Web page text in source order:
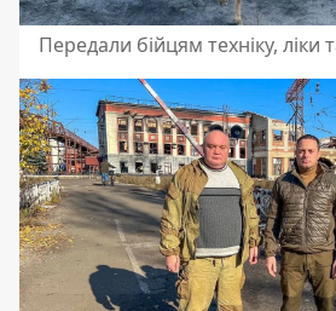
Передали бійцям техніку, ліки